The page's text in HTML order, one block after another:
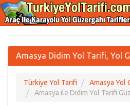
Amasya Didim Yol Tarifi, Yol
Türkiye Yol Tarifi
Amasya Yol
Amasya ile Didim Yol Tarifi